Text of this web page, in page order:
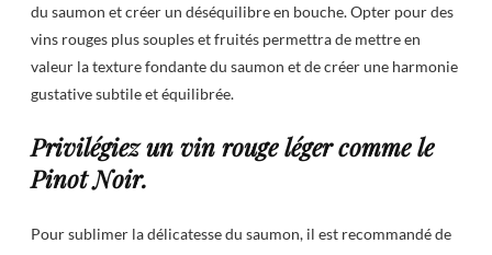
du saumon et créer un déséquilibre en bouche. Opter pour des
vins rouges plus souples et fruités permettra de mettre en
valeur la texture fondante du saumon et de créer une harmonie
gustative subtile et équilibrée.
Privilégiez un vin rouge léger comme le
Pinot Noir.
Pour sublimer la délicatesse du saumon, il est recommandé de